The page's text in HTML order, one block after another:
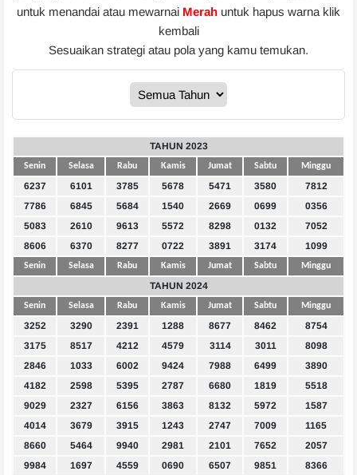
untuk menandai atau mewarnai Merah untuk hapus warna klik
kembali
Sesuaikan strategi atau pola yang kamu temukan.
TAHUN 2023
Senin Selasa Rabu Kamis Jumat Sabtu Minggu
6237 6101 3785 5678 5471 3580
7812
7786
6845 5684 1540 2669 0699
0356
5083
2610 9613 5572 8298 0132
7052
8606
6370 8277 0722 3891 3174 1099
Senin Selasa Rabu Kamis Jumat Sabtu Minggu
TAHUN 2024
Senin Selasa Rabu Kamis Jumat Sabtu Minggu
3252 3290 2391 1288 8677 8462
8754
3175
8517 4212 4579 3114 3011
8098
2846
1033 6002 9424 7988 6499
3890
4182
2598 5395 2787 6680 1819
5518
9029
2327 6156 3863 8132 5972
1587
4014
3679 3915 1243 2747 7009
1165
8660
5464 9940 2981 2101 7652
2057
9984
1697 4559 0690 6507 9851
8366